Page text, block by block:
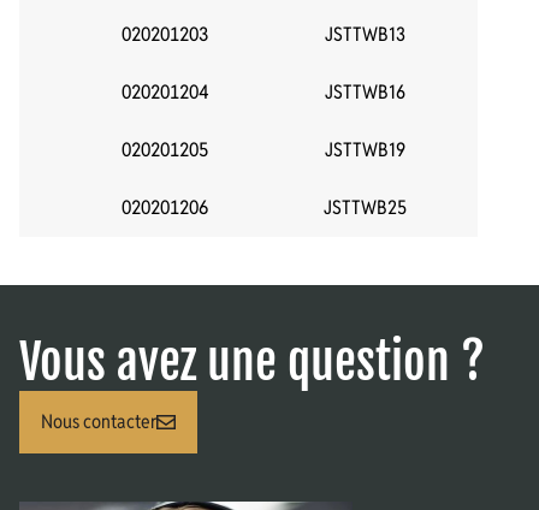
020201203 JSTTWB13
020201204 JSTTWB16
020201205 JSTTWB19
020201206 JSTTWB25
Vous avez une question ?
Nous contacter